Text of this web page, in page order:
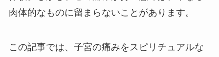
肉体的なものに留まらないことがあります。
この記事では、子宮の痛みをスピリチュアルな